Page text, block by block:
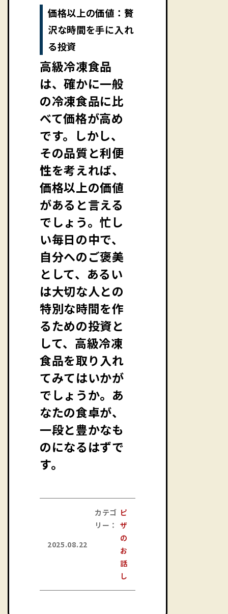
価格以上の価値：贅
沢な時間を手に入れ
る投資
高級冷凍食品
は、確かに一般
の冷凍食品に比
べて価格が高め
です。しかし、
その品質と利便
性を考えれば、
価格以上の価値
があると言える
でしょう。忙し
い毎日の中で、
自分へのご褒美
として、あるい
は大切な人との
特別な時間を作
るための投資と
して、高級冷凍
食品を取り入れ
てみてはいかが
でしょうか。あ
なたの食卓が、
一段と豊かなも
のになるはずで
す。
2025.08.22
カテゴ
リー：
ピ
ザ
の
お
話
し